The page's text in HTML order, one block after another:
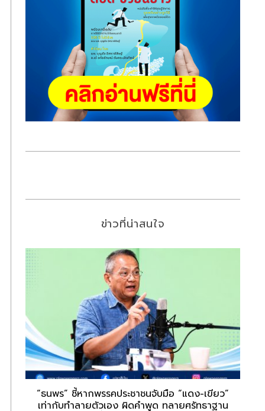
ข่าวที่น่าสนใจ
“ธนพร” ชี้หากพรรคประชาชนจับมือ “แดง-เขียว”
เท่ากับทำลายตัวเอง ผิดคำพูด ทลายศรัทธาฐาน